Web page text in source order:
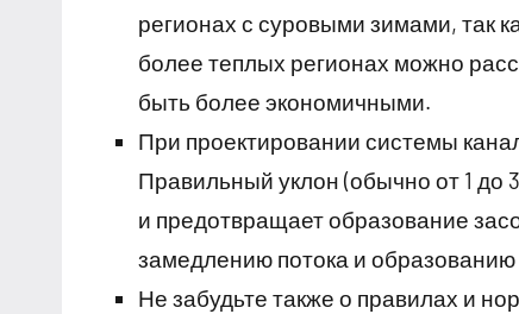
регионах с суровыми зимами, так
более теплых регионах можно
быть более экономичными.
При проектировании системы
Правильный уклон (обычно от 1 до
и предотвращает образование
замедлению потока и
Не забудьте также о правилах и